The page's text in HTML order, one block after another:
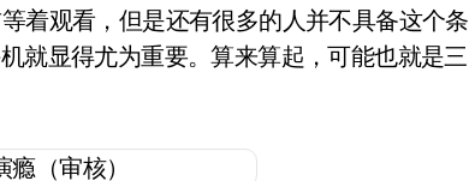
着观看，但是还有很多的人并不具备这个条
就显得尤为重要。算来算起，可能也就是三